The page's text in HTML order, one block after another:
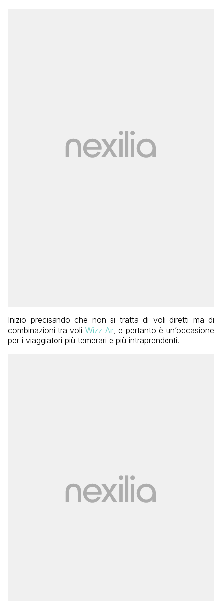
Inizio precisando che non si tratta di voli diretti ma di
combinazioni tra voli Wizz Air, e pertanto è un’occasione
per i viaggiatori più temerari e più intraprendenti.